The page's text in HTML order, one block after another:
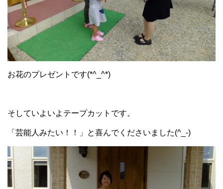
お花のプレゼントです(*^_^*)
そしていよいよテープカットです。
「芸能人みたい！！」と喜んでくださいました(^_-)